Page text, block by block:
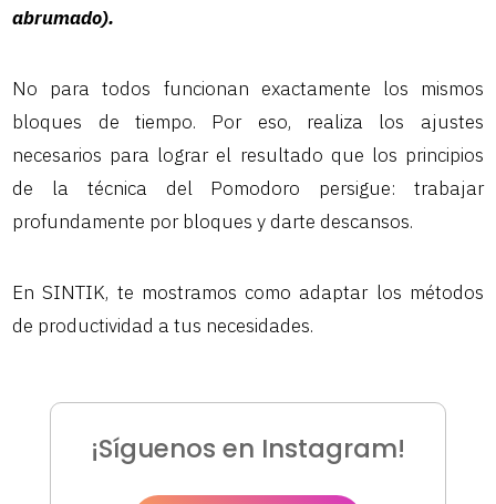
abrumado).
No para todos funcionan exactamente los mismos
bloques de tiempo. Por eso, realiza los ajustes
necesarios para lograr el resultado que los principios
de la técnica del Pomodoro persigue: trabajar
profundamente por bloques y darte descansos.
En SINTIK, te mostramos como adaptar los métodos
de productividad a tus necesidades.
¡Síguenos en Instagram!